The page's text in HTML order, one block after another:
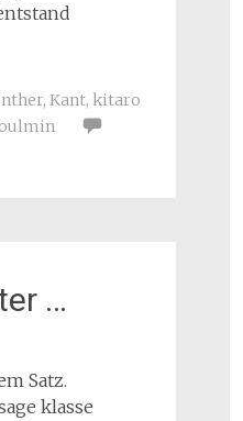
, Kant, kitaro
…
Satz.
klasse